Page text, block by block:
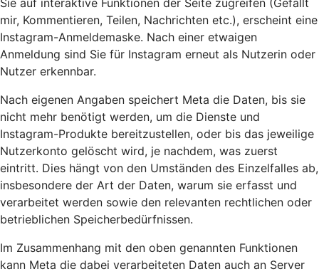
Sie auf interaktive Funktionen der Seite zugreifen (Gefällt
mir, Kommentieren, Teilen, Nachrichten etc.), erscheint eine
Instagram-Anmeldemaske. Nach einer etwaigen
Anmeldung sind Sie für Instagram erneut als Nutzerin oder
Nutzer erkennbar.
Nach eigenen Angaben speichert Meta die Daten, bis sie
nicht mehr benötigt werden, um die Dienste und
Instagram-Produkte bereitzustellen, oder bis das jeweilige
Nutzerkonto gelöscht wird, je nachdem, was zuerst
eintritt. Dies hängt von den Umständen des Einzelfalles ab,
insbesondere der Art der Daten, warum sie erfasst und
verarbeitet werden sowie den relevanten rechtlichen oder
betrieblichen Speicherbedürfnissen.
Im Zusammenhang mit den oben genannten Funktionen
kann Meta die dabei verarbeiteten Daten auch an Server